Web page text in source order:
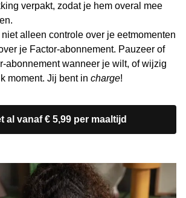
verpakt, zodat je hem overal mee
alleen controle over je eetmomenten
je Factor-abonnement. Pauzeer of
abonnement wanneer je wilt, of wijzig
moment. Jij bent in charge!
al vanaf € 5,99 per maaltijd